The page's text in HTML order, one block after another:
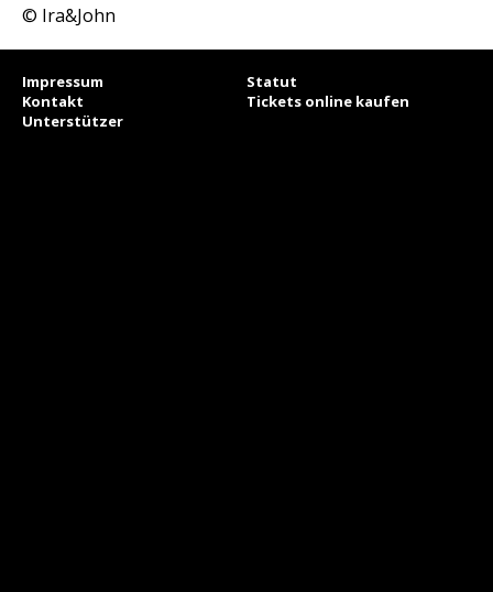
© Ira&John
Impressum
Statut
Kontakt
Tickets online kaufen
Unterstützer